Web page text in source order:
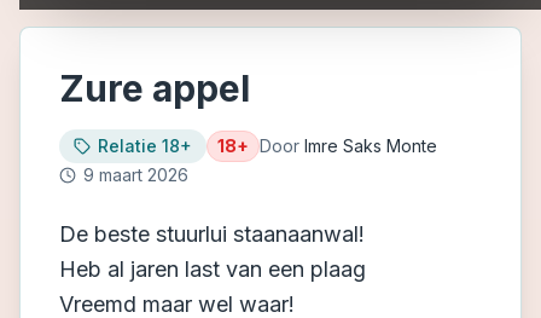
Zure appel
Relatie 18+ 18+ Door Imre Saks Monte
9 maart 2026
De beste stuurlui staanaanwal!
Heb al jaren last van een plaag
Vreemd maar wel waar!